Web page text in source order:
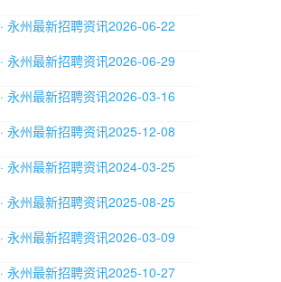
· 永州最新招聘资讯2026-06-22
· 永州最新招聘资讯2026-06-29
· 永州最新招聘资讯2026-03-16
· 永州最新招聘资讯2025-12-08
· 永州最新招聘资讯2024-03-25
· 永州最新招聘资讯2025-08-25
· 永州最新招聘资讯2026-03-09
· 永州最新招聘资讯2025-10-27